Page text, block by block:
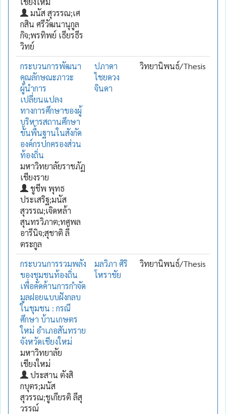
มนัส สุวรรณ;เศ
กสิน ศรีวัฒนานุกูล
กิจ;พรทิพย์ เธียรธีร
วิทย์
กระบวนการพัฒนา
คุณลักษณะภาวะ
ผู้นำการ
เปลี่ยนแปลง
ทางการศึกษาของผู้
บริหารสถานศึกษา
ขั้นพื้นฐานในสังกัด
องค์กรปกครองส่วน
ท้องถิ่น
มหาวิทยาลัยราชภัฏ
เชียงราย
ชูชีพ พุทธ
ประเสริฐ;มนัส
สุวรรณ;เจิดหล้า
สุนทรวิภาต;ทศพล
อารีนิจ;สุชาติ ลี้
ตระกูล
ปภาดา
ไชยดวง
จินดา
วิทยานิพนธ์/Thesis
กระบวนการรวมพลัง
ของชุมชนท้องถิ่น
เพื่อคัดค้านการกำจัด
มูลฝอยแบบฝังกลบ
ในชุมชน : กรณี
ศึกษา บ้านเกษตร
ใหม่ อำเภอสันทราย
จังหวัดเชียงใหม่
มหาวิทยาลัย
เชียงใหม่
ประสาน ตังสิ
กบุตร;มนัส
สุวรรณ;ชูเกียรติ ลีสุ
วรรณ์
มลวิภา ศิริ
โหราชัย
วิทยานิพนธ์/Thesis